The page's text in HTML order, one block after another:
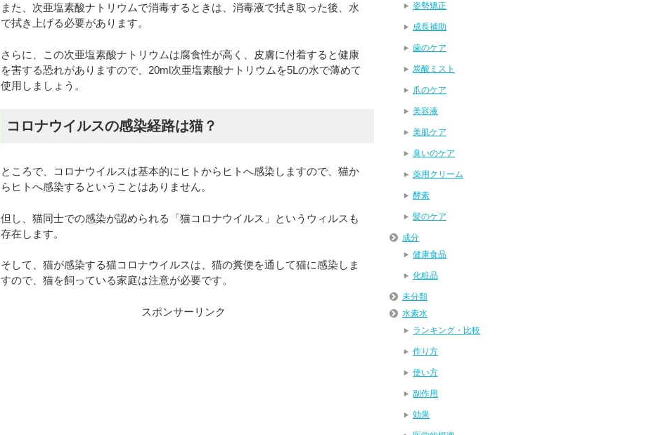
また、次亜塩素酸ナトリウムで消毒するときは、消毒液で拭き取った後、水
で拭き上げる必要があります。
さらに、この次亜塩素酸ナトリウムは腐食性が高く、皮膚に付着すると健康
を害する恐れがありますので、20ml次亜塩素酸ナトリウムを5Lの水で薄めて
使用しましょう。
コロナウイルスの感染経路は猫？
ところで、コロナウイルスは基本的にヒトからヒトへ感染しますので、猫か
らヒトへ感染するということはありません。
但し、猫同士での感染が認められる「猫コロナウイルス」というウィルスも
存在します。
そして、猫が感染する猫コロナウイルスは、猫の糞便を通して猫に感染しま
すので、猫を飼っている家庭は注意が必要です。
スポンサーリンク
姿勢矯正
成長補助
歯のケア
炭酸ミスト
爪のケア
美容液
美肌ケア
臭いのケア
薬用クリーム
酵素
髪のケア
成分
健康食品
化粧品
未分類
水素水
ランキング・比較
作り方
使い方
副作用
効果